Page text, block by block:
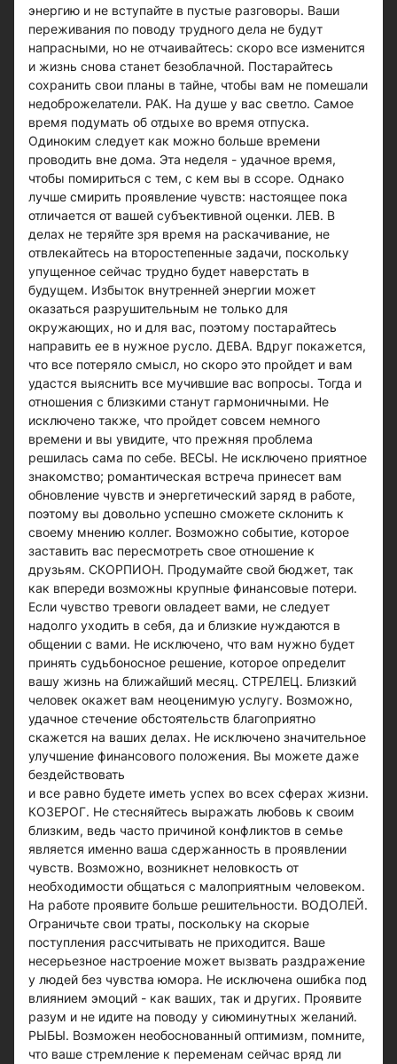
энергию и не вступайте в пустые разговоры. Ваши
переживания по поводу трудного дела не будут
напрасными, но не отчаивайтесь: скоро все изменится
и жизнь снова станет безоблачной. Постарайтесь
сохранить свои планы в тайне, чтобы вам не помешали
недоброжелатели. РАК. На душе у вас светло. Самое
время подумать об отдыхе во время отпуска.
Одиноким следует как можно больше времени
проводить вне дома. Эта неделя - удачное время,
чтобы помириться с тем, с кем вы в ссоре. Однако
лучше смирить проявление чувств: настоящее пока
отличается от вашей субъективной оценки. ЛЕВ. В
делах не теряйте зря время на раскачивание, не
отвлекайтесь на второстепенные задачи, поскольку
упущенное сейчас трудно будет наверстать в
будущем. Избыток внутренней энергии может
оказаться разрушительным не только для
окружающих, но и для вас, поэтому постарайтесь
направить ее в нужное русло. ДЕВА. Вдруг покажется,
что все потеряло смысл, но скоро это пройдет и вам
удастся выяснить все мучившие вас вопросы. Тогда и
отношения с близкими станут гармоничными. Не
исключено также, что пройдет совсем немного
времени и вы увидите, что прежняя проблема
решилась сама по себе. ВЕСЫ. Не исключено приятное
знакомство; романтическая встреча принесет вам
обновление чувств и энергетический заряд в работе,
поэтому вы довольно успешно сможете склонить к
своему мнению коллег. Возможно событие, которое
заставить вас пересмотреть свое отношение к
друзьям. СКОРПИОН. Продумайте свой бюджет, так
как впереди возможны крупные финансовые потери.
Если чувство тревоги овладеет вами, не следует
надолго уходить в себя, да и близкие нуждаются в
общении с вами. Не исключено, что вам нужно будет
принять судьбоносное решение, которое определит
вашу жизнь на ближайший месяц. СТРЕЛЕЦ. Близкий
человек окажет вам неоценимую услугу. Возможно,
удачное стечение обстоятельств благоприятно
скажется на ваших делах. Не исключено значительное
улучшение финансового положения. Вы можете даже
бездействовать
и все равно будете иметь успех во всех сферах жизни.
КОЗЕРОГ. Не стесняйтесь выражать любовь к своим
близким, ведь часто причиной конфликтов в семье
является именно ваша сдержанность в проявлении
чувств. Возможно, возникнет неловкость от
необходимости общаться с малоприятным человеком.
На работе проявите больше решительности. ВОДОЛЕЙ.
Ограничьте свои траты, поскольку на скорые
поступления рассчитывать не приходится. Ваше
несерьезное настроение может вызвать раздражение
у людей без чувства юмора. Не исключена ошибка под
влиянием эмоций - как ваших, так и других. Проявите
разум и не идите на поводу у сиюминутных желаний.
РЫБЫ. Возможен необоснованный оптимизм, помните,
что ваше стремление к переменам сейчас вряд ли